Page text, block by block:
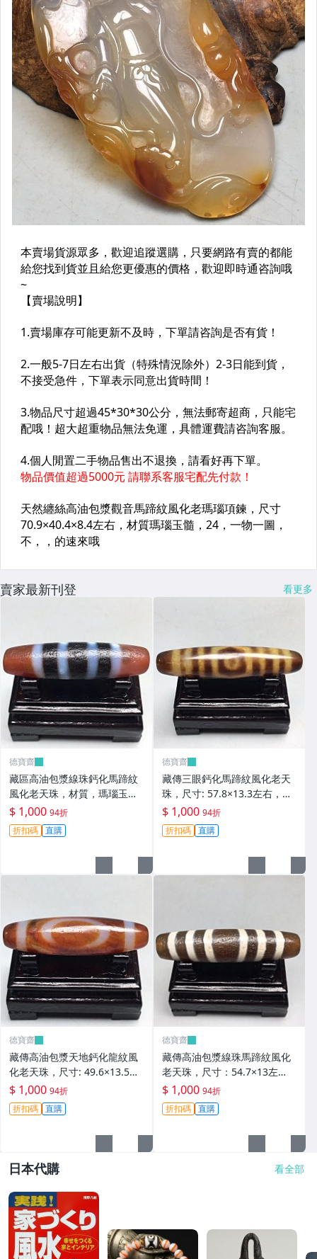
賣家最新刊登 看更多
德寶齋
藏區高油包漿線珠鈣化馬蹄紋
風化老天珠，材質，瑪瑙玉
髓，尺寸：49.4×13左 天珠 瑪
瑙 硃砂【德寶齋】408
$ 1,000 94折
折扣碼 直購
德寶齋
藏傳三眼鈣化馬蹄紋風化老天
珠，尺寸: 57.8×13.3左右，材
質：瑪瑙，玉髓， 天珠 瑪瑙
硃砂【德寶齋】407
$ 1,000 94折
折扣碼 直購
德寶齋
藏傳高油包漿天地鈣化龍紋風
化老天珠，尺寸: 49.6×13.5左
右，材質：瑪瑙， 天珠 瑪瑙
硃砂【德寶齋】406
$ 1,000 94折
折扣碼 直購
德寶齋
藏傳高油包漿線珠馬蹄紋風化
老天珠，尺寸：54.7×13左
右，材質：瑪瑙，玉髓 天珠 瑪
瑙 硃砂【德寶齋】405
$ 1,000 94折
折扣碼 直購
日本代購 看全部